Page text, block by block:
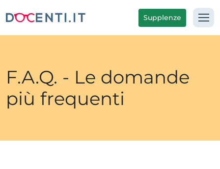
Supplenze
F.A.Q. - Le domande
più frequenti